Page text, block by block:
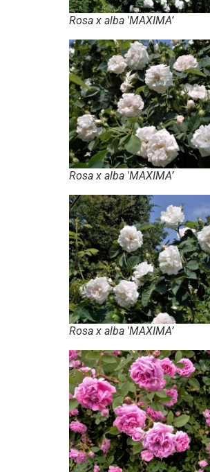
Rosa x alba 'MAXIMA’
Rosa x alba 'MAXIMA’
Rosa x alba 'MAXIMA’